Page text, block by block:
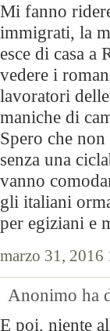
Mi fanno
immigrati, la
esce di casa
vedere i
lavoratori
maniche di
Spero che
senza una
vanno
gli italiani
per egiziani e
marzo 31, 2016
Anonimo ha
E poi, niente